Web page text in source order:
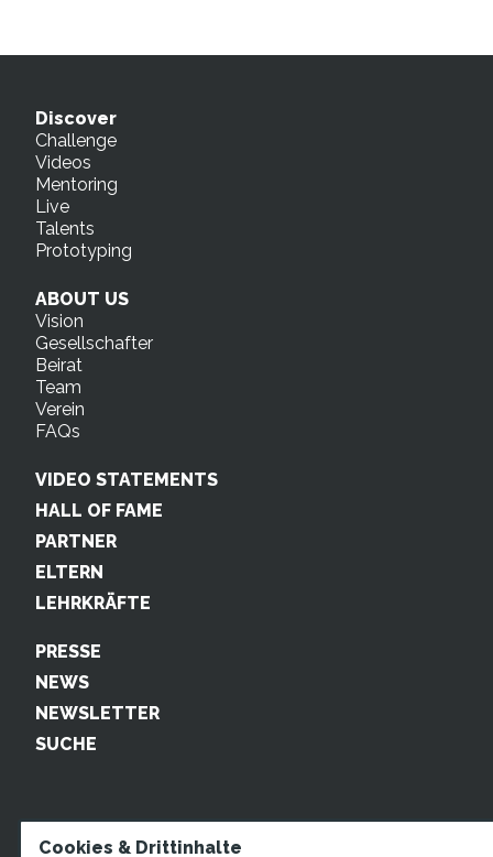
Discover
Challenge
Videos
Mentoring
Live
Talents
Prototyping
ABOUT US
Vision
Gesellschafter
Beirat
Team
Verein
FAQs
VIDEO STATEMENTS
HALL OF FAME
PARTNER
ELTERN
LEHRKRÄFTE
PRESSE
NEWS
NEWSLETTER
SUCHE
Cookies & Drittinhalte